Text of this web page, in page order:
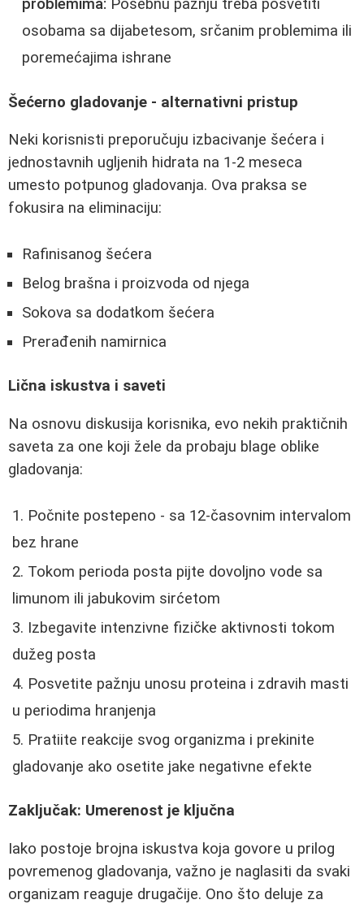
problemima: Posebnu pažnju treba posvetiti
osobama sa dijabetesom, srčanim problemima ili
poremećajima ishrane
Šećerno gladovanje - alternativni pristup
Neki korisnisti preporučuju izbacivanje šećera i
jednostavnih ugljenih hidrata na 1-2 meseca
umesto potpunog gladovanja. Ova praksa se
fokusira na eliminaciju:
Rafinisanog šećera
Belog brašna i proizvoda od njega
Sokova sa dodatkom šećera
Prerađenih namirnica
Lična iskustva i saveti
Na osnovu diskusija korisnika, evo nekih praktičnih
saveta za one koji žele da probaju blage oblike
gladovanja:
Počnite postepeno - sa 12-časovnim intervalom
bez hrane
Tokom perioda posta pijte dovoljno vode sa
limunom ili jabukovim sirćetom
Izbegavite intenzivne fizičke aktivnosti tokom
dužeg posta
Posvetite pažnju unosu proteina i zdravih masti
u periodima hranjenja
Pratiite reakcije svog organizma i prekinite
gladovanje ako osetite jake negativne efekte
Zaključak: Umerenost je ključna
Iako postoje brojna iskustva koja govore u prilog
povremenog gladovanja, važno je naglasiti da svaki
organizam reaguje drugačije. Ono što deluje za